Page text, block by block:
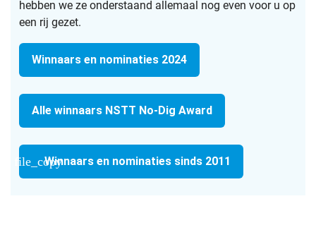
hebben we ze onderstaand allemaal nog even voor u op
een rij gezet.
Winnaars en nominaties 2024
Alle winnaars NSTT No-Dig Award
file_copyWinnaars en nominaties sinds 2011